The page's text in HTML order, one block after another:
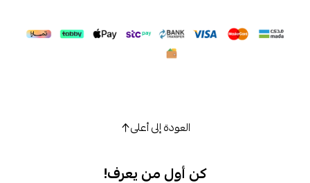
العودة إلى أعلى
كن أول من يعرف!